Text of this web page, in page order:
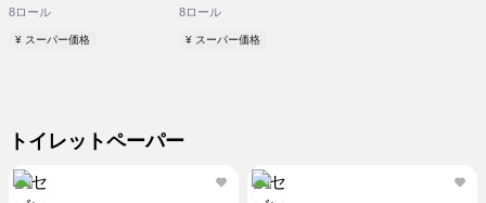
8ロール
¥ スーパー価格
8ロール
¥ スーパー価格
トイレットペーパー